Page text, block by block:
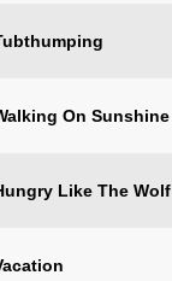
On Sunshine
Like The Wolf